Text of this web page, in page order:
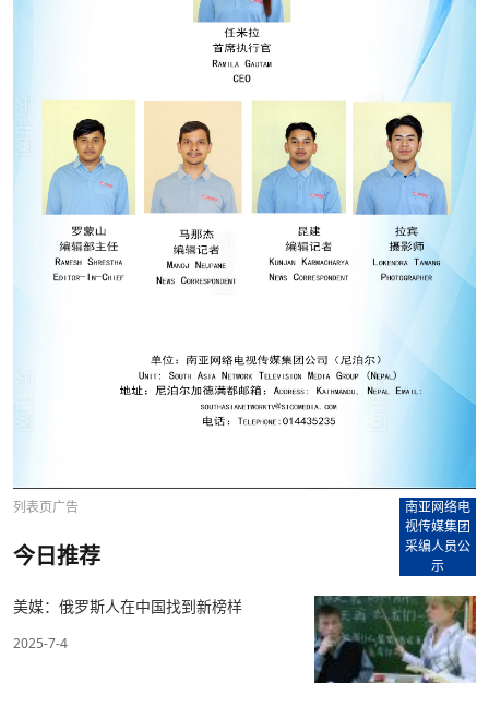
列表页广告
南亚网络电
视传媒集团
采编人员公
示
今日推荐
美媒：俄罗斯人在中国找到新榜样
2025-7-4